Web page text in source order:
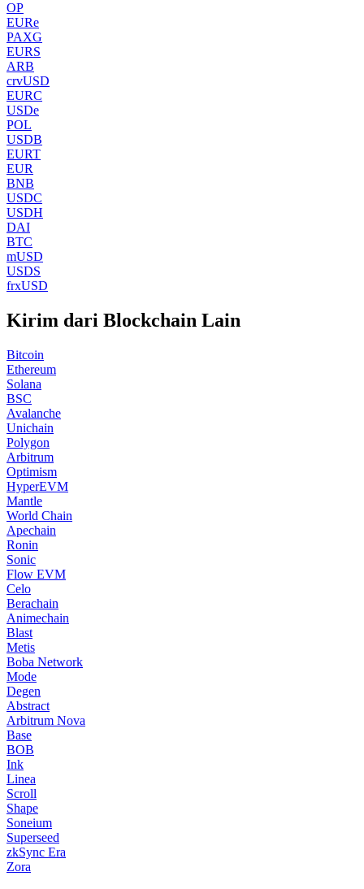
OP
EURe
PAXG
EURS
ARB
crvUSD
EURC
USDe
POL
USDB
EURT
EUR
BNB
USDC
USDH
DAI
BTC
mUSD
USDS
frxUSD
Kirim dari Blockchain Lain
Bitcoin
Ethereum
Solana
BSC
Avalanche
Unichain
Polygon
Arbitrum
Optimism
HyperEVM
Mantle
World Chain
Apechain
Ronin
Sonic
Flow EVM
Celo
Berachain
Animechain
Blast
Metis
Boba Network
Mode
Degen
Abstract
Arbitrum Nova
Base
BOB
Ink
Linea
Scroll
Shape
Soneium
Superseed
zkSync Era
Zora